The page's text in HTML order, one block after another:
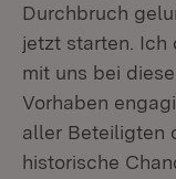
Durchbruch
jetzt starten. Ich
mit uns bei
Vorhaben
aller Beteiligten
historische